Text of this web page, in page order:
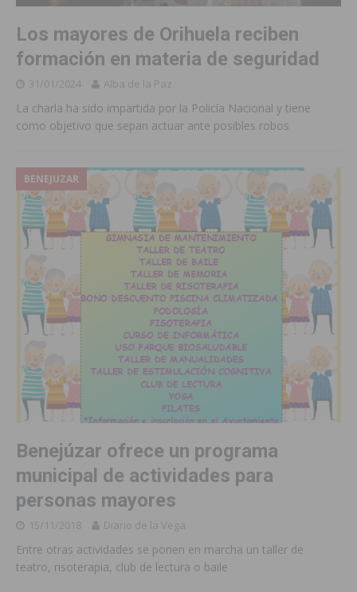
Los mayores de Orihuela reciben
formación en materia de seguridad
31/01/2024 Alba de la Paz
La charla ha sido impartida por la Policía Nacional y tiene
como objetivo que sepan actuar ante posibles robos
BENEJUZAR
Benejúzar ofrece un programa
municipal de actividades para
personas mayores
15/11/2018 Diario de la Vega
Entre otras actividades se ponen en marcha un taller de
teatro, risoterapia, club de lectura o baile